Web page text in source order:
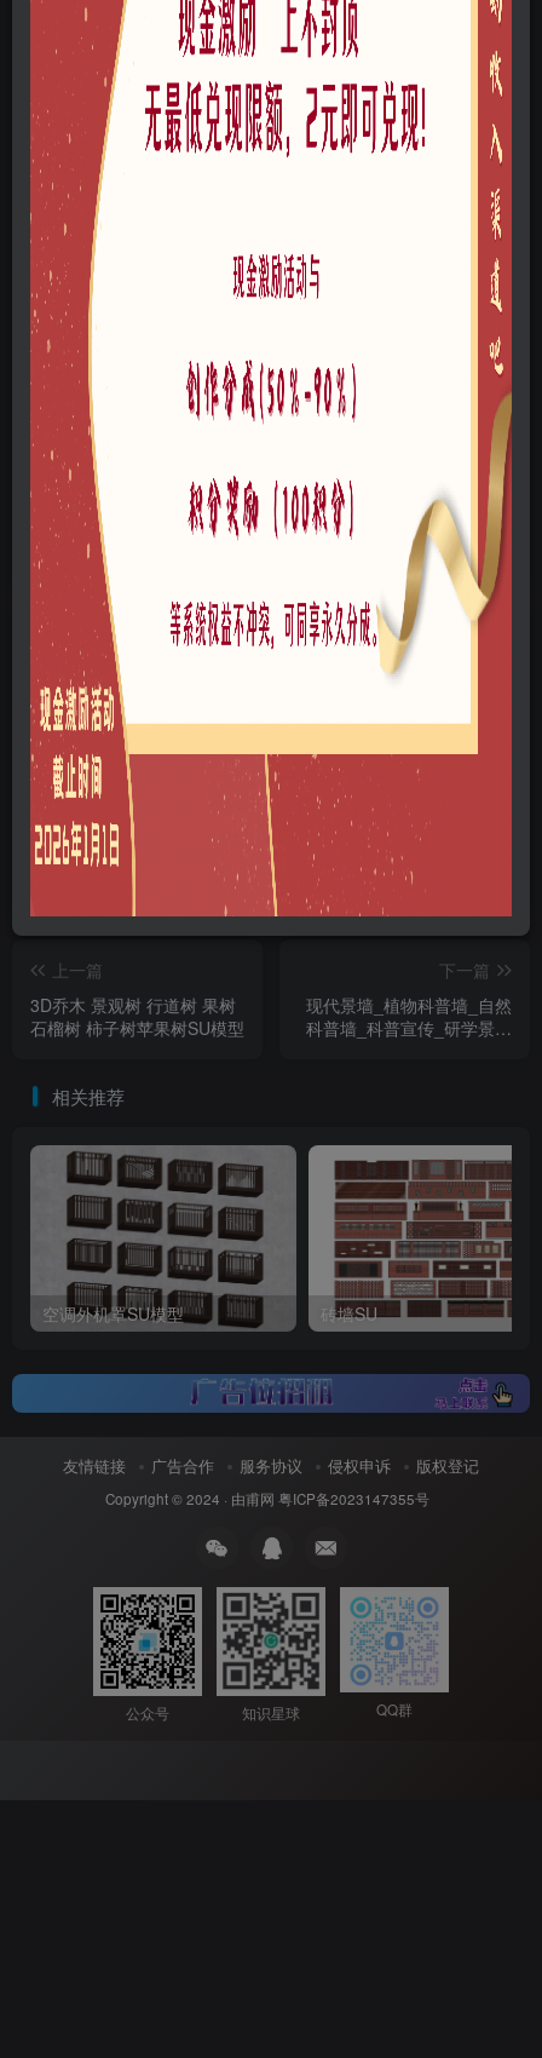
链接过期私信投稿者，或点此私管理员
© 版权声明
本站所有文章，所有资源素材，版权归投稿者或原作者所有，如若本
站投稿者上传内容侵犯了原作者的合法权益，可联系我们进行删除处
理。
THE END
免费资源
# 护栏
分享 收藏
顾右
黄山谭家桥镇国际小镇区域整体规划及南组团城市设计方案文本下载
上一篇
3D乔木 景观树 行道树 果树
石榴树 柿子树苹果树SU模型
下一篇
现代景墙_植物科普墙_自然
科普墙_科普宣传_研学景墙
相关推荐
空调外机罩SU模型 砖墙SU
友情链接 广告合作 服务协议 侵权申诉 版权登记
Copyright © 2024 · 由甫网 粤ICP备2023147355号
公众号 知识星球 QQ群